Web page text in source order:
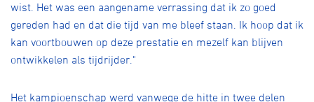
wist. Het was een aangename verrassing dat ik zo goed
gereden had en dat die tijd van me bleef staan. Ik hoop dat ik
kan voortbouwen op deze prestatie en mezelf kan blijven
ontwikkelen als tijdrijder."
Het kampioenschap werd vanwege de hitte in twee delen